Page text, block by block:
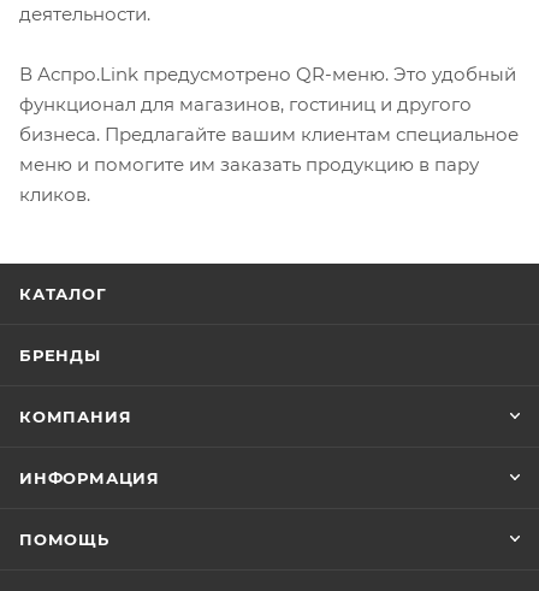
деятельности.
В Аспро.Link предусмотрено QR-меню. Это удобный
функционал для магазинов, гостиниц и другого
бизнеса. Предлагайте вашим клиентам специальное
меню и помогите им заказать продукцию в пару
кликов.
КАТАЛОГ
БРЕНДЫ
КОМПАНИЯ
ИНФОРМАЦИЯ
ПОМОЩЬ